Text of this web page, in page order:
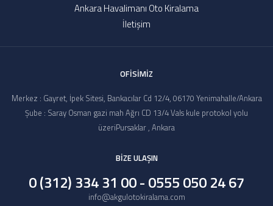
Ankara Havalimanı Oto Kiralama
İletişim
OFİSİMİZ
Merkez : Gayret, İpek Sitesi, Bankacılar Cd 12/4, 06170 Yenimahalle/Ankara
Şube : Saray Osman gazi mah Ağrı CD 13/4 Vals kule protokol yolu
üzeriPursaklar , Ankara
BİZE ULAŞIN
0 (312) 334 31 00 - 0555 050 24 67
info@akgulotokiralama.com